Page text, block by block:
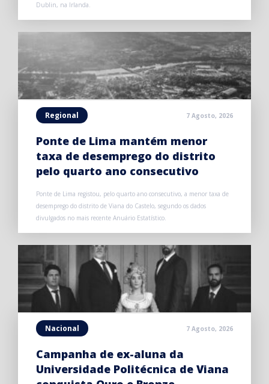
Dublin, na Irlanda.
Regional 7 Agosto, 2026
Ponte de Lima mantém menor
taxa de desemprego do distrito
pelo quarto ano consecutivo
Ponte de Lima registou, pelo quarto ano consecutivo, a menor taxa de
desemprego do distrito de Viana do Castelo, segundo os dados
divulgados no mais recente Anuário Estatístico.
Nacional 7 Agosto, 2026
Campanha de ex-aluna da
Universidade Politécnica de Viana